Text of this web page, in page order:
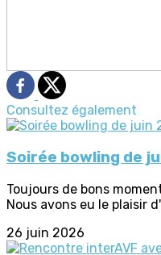
Consultez également
Soirée bowling de
Toujours de bons
Nous avons eu le plaisir
26 juin 2026